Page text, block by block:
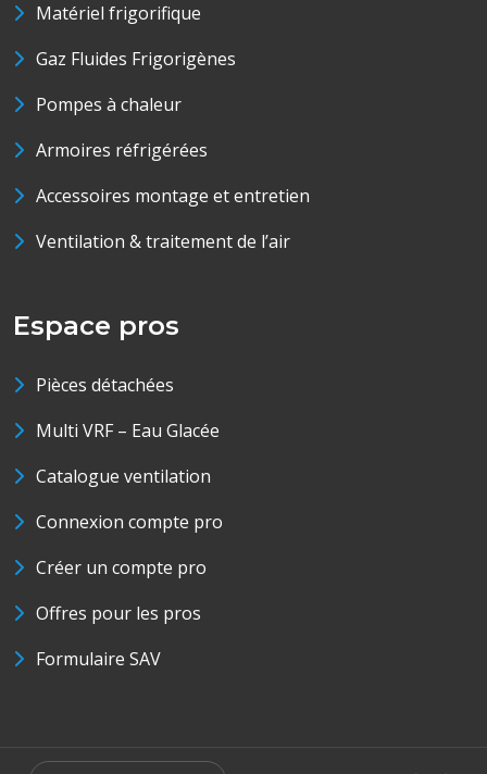
Matériel frigorifique
Gaz Fluides Frigorigènes
Pompes à chaleur
Armoires réfrigérées
Accessoires montage et entretien
Ventilation & traitement de l’air
Espace pros
Pièces détachées
Multi VRF – Eau Glacée
Catalogue ventilation
Connexion compte pro
Créer un compte pro
Offres pour les pros
Formulaire SAV